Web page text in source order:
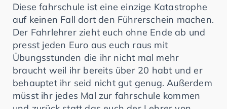
Diese fahrschule ist eine einzige Katastrophe
auf keinen Fall dort den Führerschein machen.
Der Fahrlehrer zieht euch ohne Ende ab und
presst jeden Euro aus euch raus mit
Übungsstunden die ihr nicht mal mehr
braucht weil ihr bereits über 20 habt und er
behauptet ihr seid nicht gut genug. Außerdem
müsst ihr jedes Mal zur fahrschule kommen